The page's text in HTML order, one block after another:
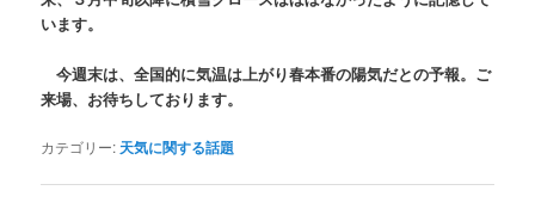
います。
今週末は、全国的に気温は上がり春本番の陽気だとの予報。ご
来場、お待ちしております。
カテゴリー: 天気に関する話題